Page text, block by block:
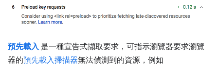
預先載入是一種宣告式擷取要求，可指示瀏覽器要求瀏覽
器的預先載入掃描器無法偵測到的資源，例如